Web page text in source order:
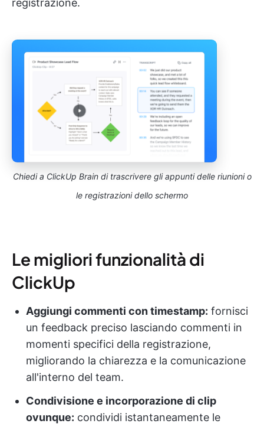
registrazione.
Chiedi a ClickUp Brain di trascrivere gli appunti delle riunioni o
le registrazioni dello schermo
Le migliori funzionalità di
ClickUp
Aggiungi commenti con timestamp: fornisci
un feedback preciso lasciando commenti in
momenti specifici della registrazione,
migliorando la chiarezza e la comunicazione
all'interno del team.
Condivisione e incorporazione di clip
ovunque: condividi istantaneamente le